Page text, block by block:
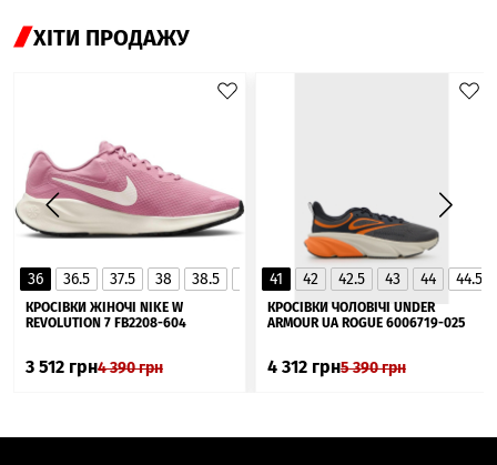
ХІТИ ПРОДАЖУ
36 36.5 37.5 38 38.5 40 40.5
41
▲
КРОСІВКИ ЖІНОЧІ NIKE W
REVOLUTION 7 FB2208-604
3 512 грн4 390грн
41 42 42.5 43 44 44.5
КРОСІВКИ ЧОЛОВІЧІ UNDER
ARMOUR UA ROGUE 6006719-025
4 312 грн5 390грн